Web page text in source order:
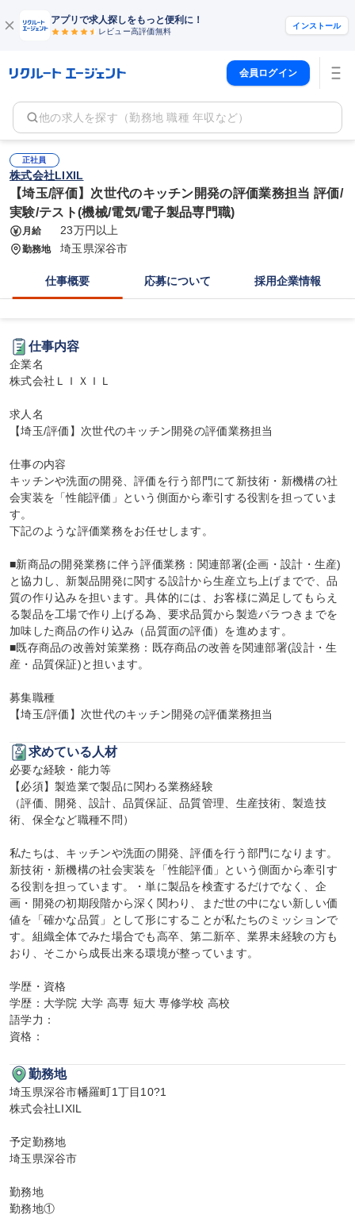
アプリで求人探しをもっと便利に！
レビュー高評価無料
インストール
会員ログイン
他の求人を探す（勤務地 職種 年収など）
正社員
株式会社LIXIL
【埼玉/評価】次世代のキッチン開発の評価業務担当 評価/
実験/テスト(機械/電気/電子製品専門職)
月給 23万円以上
勤務地 埼玉県深谷市
仕事概要 応募について 採用企業情報
仕事内容
企業名
株式会社ＬＩＸＩＬ
求人名
【埼玉/評価】次世代のキッチン開発の評価業務担当
仕事の内容
キッチンや洗面の開発、評価を行う部門にて新技術・新機構の社
会実装を「性能評価」という側面から牽引する役割を担っていま
す。
下記のような評価業務をお任せします。
■新商品の開発業務に伴う評価業務：関連部署(企画・設計・生産)
と協力し、新製品開発に関する設計から生産立ち上げまでで、品
質の作り込みを担います。具体的には、お客様に満足してもらえ
る製品を工場で作り上げる為、要求品質から製造バラつきまでを
加味した商品の作り込み（品質面の評価）を進めます。
■既存商品の改善対策業務：既存商品の改善を関連部署(設計・生
産・品質保証)と担います。
募集職種
【埼玉/評価】次世代のキッチン開発の評価業務担当
求めている人材
必要な経験・能力等
【必須】製造業で製品に関わる業務経験
（評価、開発、設計、品質保証、品質管理、生産技術、製造技
術、保全など職種不問）
私たちは、キッチンや洗面の開発、評価を行う部門になります。
新技術・新機構の社会実装を「性能評価」という側面から牽引す
る役割を担っています。・単に製品を検査するだけでなく、企
画・開発の初期段階から深く関わり、まだ世の中にない新しい価
値を「確かな品質」として形にすることが私たちのミッションで
す。組織全体でみた場合でも高卒、第二新卒、業界未経験の方も
おり、そこから成長出来る環境が整っています。
学歴・資格
学歴：大学院 大学 高専 短大 専修学校 高校
語学力：
資格：
勤務地
埼玉県深谷市幡羅町1丁目10?1
株式会社LIXIL
予定勤務地
埼玉県深谷市
勤務地
勤務地①